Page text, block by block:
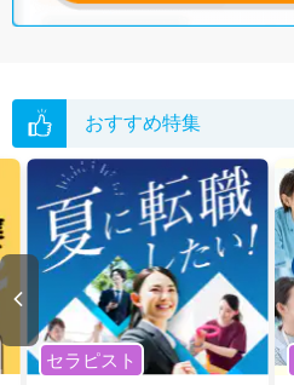
おすすめ特集
セラピスト